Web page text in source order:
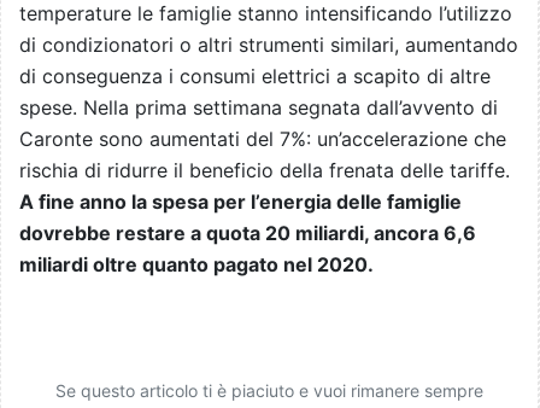
temperature le famiglie stanno intensificando l’utilizzo
di condizionatori o altri strumenti similari, aumentando
di conseguenza i consumi elettrici a scapito di altre
spese. Nella prima settimana segnata dall’avvento di
Caronte sono aumentati del 7%: un’accelerazione che
rischia di ridurre il beneficio della frenata delle tariffe.
A fine anno la spesa per l’energia delle famiglie
dovrebbe restare a quota 20 miliardi, ancora 6,6
miliardi oltre quanto pagato nel 2020.
Se questo articolo ti è piaciuto e vuoi rimanere sempre